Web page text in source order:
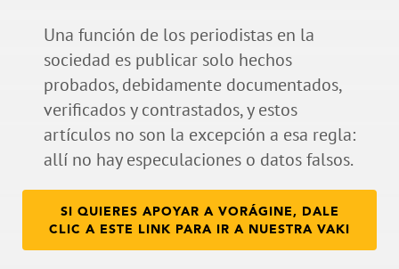
Una función de los periodistas en la
sociedad es publicar solo hechos
probados, debidamente documentados,
verificados y contrastados, y estos
artículos no son la excepción a esa regla:
allí no hay especulaciones o datos falsos.
SI QUIERES APOYAR A VORÁGINE, DALE
CLIC A ESTE LINK PARA IR A NUESTRA VAKI